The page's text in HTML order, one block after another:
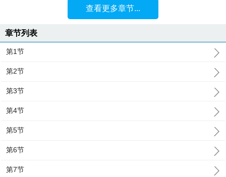
查看更多章节...
章节列表
第1节
第2节
第3节
第4节
第5节
第6节
第7节